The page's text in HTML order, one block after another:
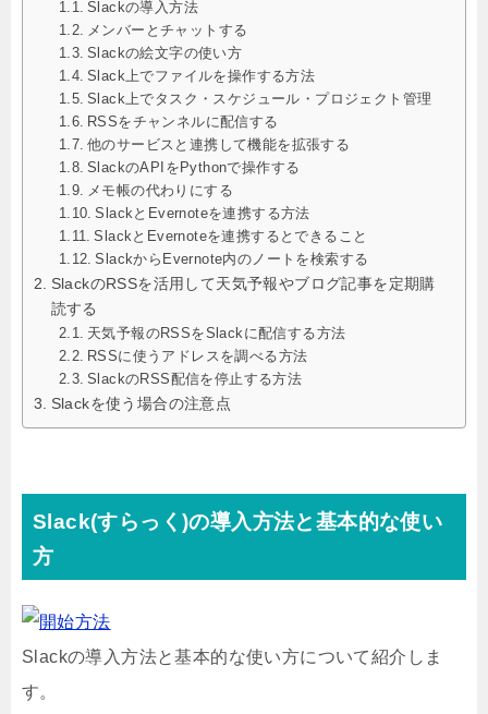
Slackの導入方法
メンバーとチャットする
Slackの絵文字の使い方
Slack上でファイルを操作する方法
Slack上でタスク・スケジュール・プロジェクト管理
RSSをチャンネルに配信する
他のサービスと連携して機能を拡張する
SlackのAPIをPythonで操作する
メモ帳の代わりにする
SlackとEvernoteを連携する方法
SlackとEvernoteを連携するとできること
SlackからEvernote内のノートを検索する
SlackのRSSを活用して天気予報やブログ記事を定期購
読する
天気予報のRSSをSlackに配信する方法
RSSに使うアドレスを調べる方法
SlackのRSS配信を停止する方法
Slackを使う場合の注意点
Slack(すらっく)の導入方法と基本的な使い
方
Slackの導入方法と基本的な使い方について紹介しま
す。